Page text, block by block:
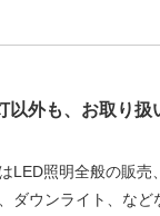
以外も、お取り扱
LED照明全般の販売
ダウンライト、など